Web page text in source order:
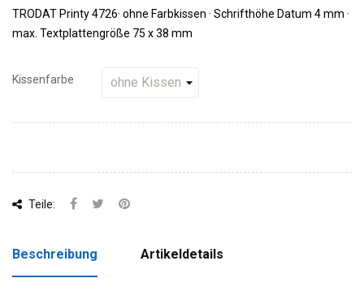
TRODAT Printy 4726· ohne Farbkissen · Schrifthöhe Datum 4 mm ·
max. Textplattengröße 75 x 38 mm
Kissenfarbe
Teile:
Beschreibung Artikeldetails